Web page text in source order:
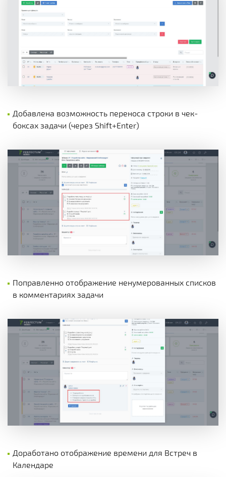
Добавлена возможность переноса строки в чек-
боксах задачи (через Shift+Enter)
Поправленно отображение ненумерованных списков
в комментариях задачи
Доработано отображение времени для Встреч в
Календаре